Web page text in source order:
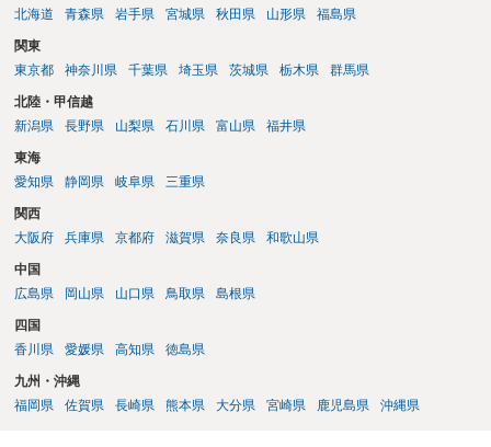
北海道
青森県 岩手県 宮城県 秋田県 山形県 福島県
関東
東京都
神奈川県 千葉県 埼玉県 茨城県 栃木県 群馬県
北陸・甲信越
新潟県
長野県 山梨県 石川県 富山県 福井県
東海
愛知県
静岡県 岐阜県 三重県
関西
大阪府
兵庫県 京都府 滋賀県 奈良県 和歌山県
中国
広島県
岡山県 山口県 鳥取県 島根県
四国
香川県
愛媛県 高知県 徳島県
九州・沖縄
福岡県
佐賀県 長崎県 熊本県 大分県 宮崎県 鹿児島県 沖縄県